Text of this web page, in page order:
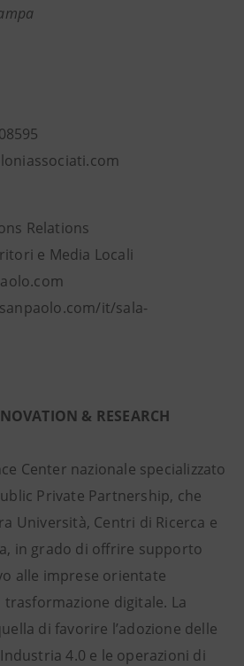
Relations
e Media Locali
it/sala-
& RESEARCH
Center nazionale specializzato
Private Partnership, che
Università, Centri di Ricerca e
in grado di offrire supporto
alle imprese orientate
trasformazione digitale. La
di favorire l’adozione delle
4.0 e le operazioni di